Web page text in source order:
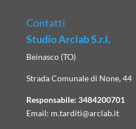
Contatti
Studio Arclab S.r.l.
Beinasco (TO)
Strada Comunale di None, 44
Responsabile: 3484200701
Email: m.tarditi@arclab.it